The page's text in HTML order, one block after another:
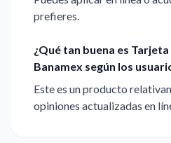
prefieres.
¿Qué tan buena es
Banamex según los
Este es un producto
opiniones actualizadas en